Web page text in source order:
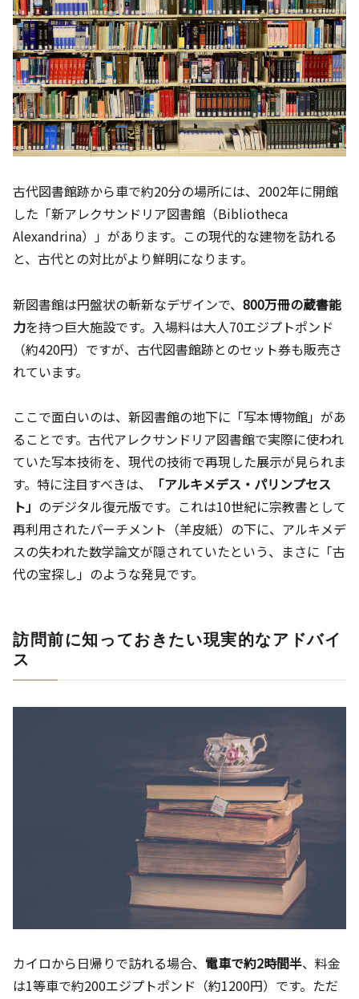
古代図書館跡から車で約20分の場所には、2002年に開館
した「新アレクサンドリア図書館（Bibliotheca
Alexandrina）」があります。この現代的な建物を訪れる
と、古代との対比がより鮮明になります。
新図書館は円盤状の斬新なデザインで、 800万冊の蔵書能
力を持つ巨大施設です。入場料は大人70エジプトポンド
（約420円）ですが、古代図書館跡とのセット券も販売さ
れています。
ここで面白いのは、新図書館の地下に「写本博物館」があ
ることです。古代アレクサンドリア図書館で実際に使われ
ていた写本技術を、現代の技術で再現した展示が見られま
す。特に注目すべきは、
「アルキメデス・パリンプセス
ト」 のデジタル復元版です。これは10世紀に宗教書として
再利用されたパーチメント（羊皮紙）の下に、アルキメデ
スの失われた数学論文が隠されていたという、まさに「古
代の宝探し」のような発見です。
訪問前に知っておきたい現実的なアドバイ
ス
カイロから日帰りで訪れる場合、 電車で約2時間半、料金
は1等車で約200エジプトポンド（約1200円）です。ただ